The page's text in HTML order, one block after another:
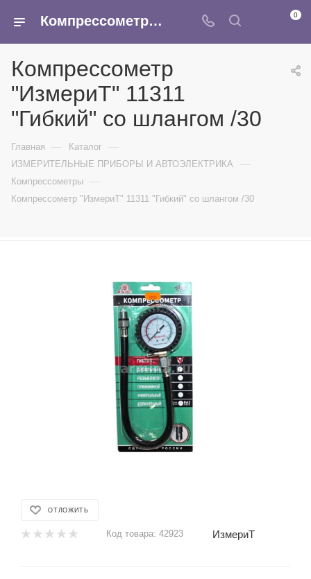
Компрессометр "ИзмериТ" 11311 "Гибкий" со шлангом /30 - купить в интернет-магазине Армина 0
Компрессометр
"ИзмериТ" 11311
"Гибкий" со шлангом /30
Главная — Каталог —
ИЗМЕРИТЕЛЬНЫЕ ПРИБОРЫ И АВТОЭЛЕКТРИКА —
Компрессометры —
Компрессометр "ИзмериТ" 11311 "Гибкий" со шлангом /30
ОТЛОЖИТЬ
Код товара: 42923 ИзмериТ